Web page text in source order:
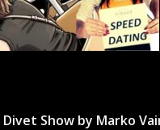
Divet Show by Marko